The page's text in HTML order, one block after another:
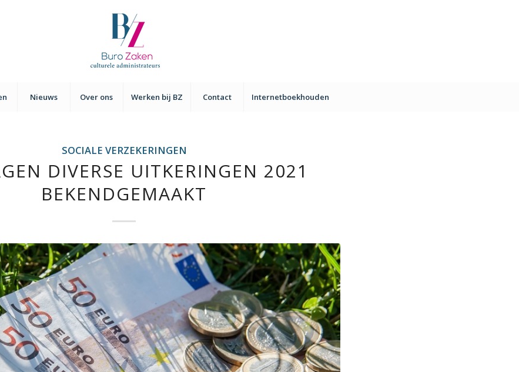
Nieuws Over ons Werken bij BZ Contact Internetboekhouden
SOCIALE VERZEKERINGEN
DIVERSE UITKERINGEN 2021
BEKENDGEMAAKT